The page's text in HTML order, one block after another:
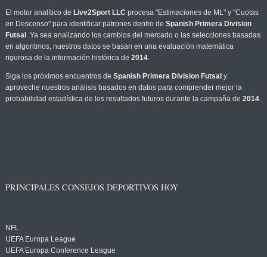
El motor analítico de Live2Sport LLC procesa "Estimaciones de ML" y "Cuotas
en Descenso" para identificar patrones dentro de Spanish Primera Division
Futsal . Ya sea analizando los cambios del mercado o las selecciones basadas
en algoritmos, nuestros datos se basan en una evaluación matemática
rigurosa de la información histórica de 2014.
Siga los próximos encuentros de Spanish Primera Division Futsal y
aproveche nuestros análisis basados en datos para comprender mejor la
probabilidad estadística de los resultados futuros durante la campaña de 2014.
PRINCIPALES CONSEJOS DEPORTIVOS HOY
NFL
UEFA Europa League
UEFA Europa Conference League